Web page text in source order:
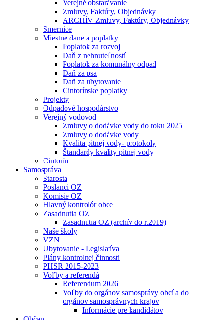
Verejné obstarávanie
Zmluvy, Faktúry, Objednávky
ARCHÍV Zmluvy, Faktúry, Objednávky
Smernice
Miestne dane a poplatky
Poplatok za rozvoj
Daň z nehnuteľností
Poplatok za komunálny odpad
Daň za psa
Daň za ubytovanie
Cintorínske poplatky
Projekty
Odpadové hospodárstvo
Verejný vodovod
Zmluvy o dodávke vody do roku 2025
Zmluvy o dodávke vody
Kvalita pitnej vody- protokoly
Štandardy kvality pitnej vody
Cintorín
Samospráva
Starosta
Poslanci OZ
Komisie OZ
Hlavný kontrolór obce
Zasadnutia OZ
Zasadnutia OZ (archív do r.2019)
Naše školy
VZN
Ubytovanie - Legislatíva
Plány kontrolnej činnosti
PHSR 2015-2023
Voľby a referendá
Referendum 2026
Voľby do orgánov samosprávy obcí a do
orgánov samosprávnych krajov
Informácie pre kandidátov